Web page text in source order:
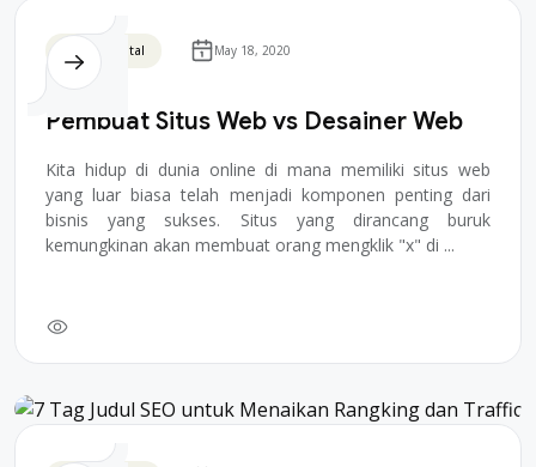
Bisnis Digital May 18, 2020
Pembuat Situs Web vs Desainer Web
Kita hidup di dunia online di mana memiliki situs web
yang luar biasa telah menjadi komponen penting dari
bisnis yang sukses. Situs yang dirancang buruk
kemungkinan akan membuat orang mengklik "x" di ...